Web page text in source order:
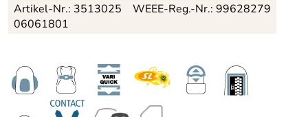
Artikel-Nr.: 3513025
06061801
WEEE-Reg.-Nr.: 99628279